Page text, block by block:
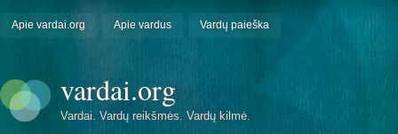
Apie vardai.org Apie vardus Vardų paieška
vardai.org
Vardai. Vardų reikšmės. Vardų kilmė.